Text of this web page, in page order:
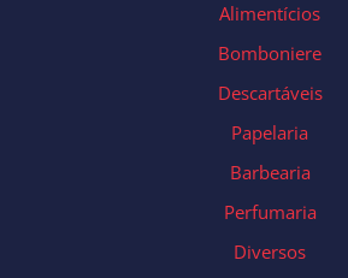
Alimentícios
Bomboniere
Descartáveis
Papelaria
Barbearia
Perfumaria
Diversos